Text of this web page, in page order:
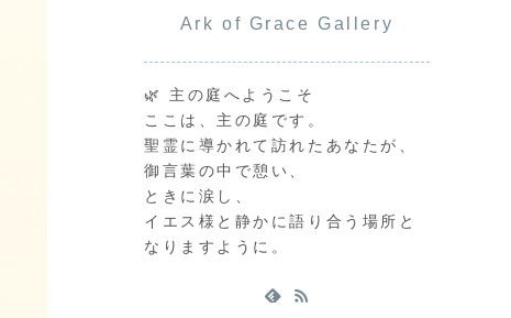
Ark of Grace Gallery
🌿 主の庭へようこそ
ここは、主の庭です。
聖霊に導かれて訪れたあなたが、
御言葉の中で憩い、
ときに涙し、
イエス様と静かに語り合う場所と
なりますように。